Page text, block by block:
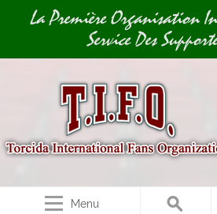
Image 01La Première Organisation
Service Des
Menu